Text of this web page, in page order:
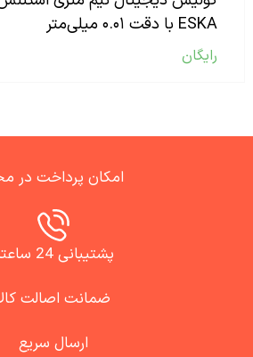
ESKA با دقت ۰.۰۱ میلی‌متر
رایگان
امکان پرداخت در
پشتیبانی 24 ساعته
ضمانت اصالت
ارسال سریع